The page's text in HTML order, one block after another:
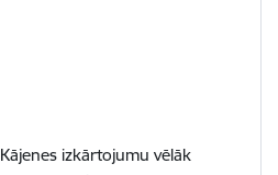
Kājenes izkārtojumu vēlāk